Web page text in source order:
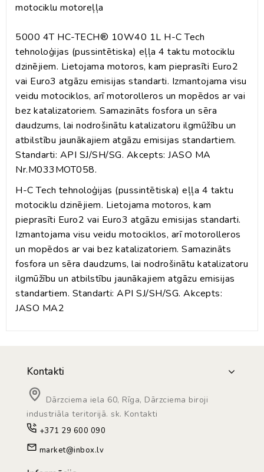
motociklu motoreļļa
5000 4T HC-TECH® 10W40 1L H-C Tech
tehnoloģijas (pussintētiska) eļļa 4 taktu motociklu
dzinējiem. Lietojama motoros, kam pieprasīti Euro2
vai Euro3 atgāzu emisijas standarti. Izmantojama visu
veidu motociklos, arī motorolleros un mopēdos ar vai
bez katalizatoriem. Samazināts fosfora un sēra
daudzums, lai nodrošinātu katalizatoru ilgmūžību un
atbilstību jaunākajiem atgāzu emisijas standartiem.
Standarti: API SJ/SH/SG. Akcepts: JASO MA
Nr.M033MOT058.
H-C Tech tehnoloģijas (pussintētiska) eļļa 4 taktu
motociklu dzinējiem. Lietojama motoros, kam
pieprasīti Euro2 vai Euro3 atgāzu emisijas standarti.
Izmantojama visu veidu motociklos, arī motorolleros
un mopēdos ar vai bez katalizatoriem. Samazināts
fosfora un sēra daudzums, lai nodrošinātu katalizatoru
ilgmūžību un atbilstību jaunākajiem atgāzu emisijas
standartiem. Standarti: API SJ/SH/SG. Akcepts:
JASO MA2
Kontakti
Dārzciema iela 60, Rīga, Dārzciema biroji
industriāla teritorijā. sk. Kontakti
+371 29 600 090
market@inbox.lv